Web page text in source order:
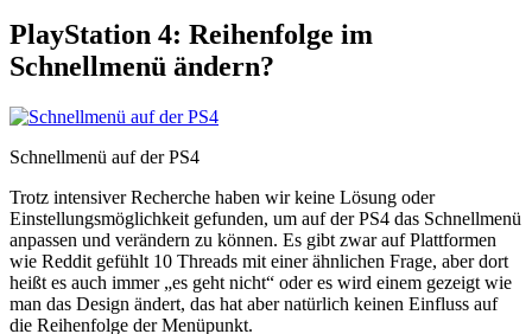
PlayStation 4: Reihenfolge im
Schnellmenü ändern?
Schnellmenü auf der PS4
Trotz intensiver Recherche haben wir keine Lösung oder
Einstellungsmöglichkeit gefunden, um auf der PS4 das Schnellmenü
anpassen und verändern zu können. Es gibt zwar auf Plattformen
wie Reddit gefühlt 10 Threads mit einer ähnlichen Frage, aber dort
heißt es auch immer „es geht nicht“ oder es wird einem gezeigt wie
man das Design ändert, das hat aber natürlich keinen Einfluss auf
die Reihenfolge der Menüpunkt.